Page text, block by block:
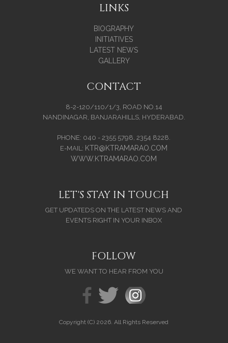
LINKS
BIOGRAPHY
INITIATIVES
LATEST NEWS
GALLERY
CONTACT
8-2-120/110/1/3, ROAD NO.14
NANDINAGAR, BANJARAHILLS, HYDERABAD.
PHONE: 040 - 2355 5798, 2354 8228.
E-MAIL: KTR@KTRAMARAO.COM
WWW.KTRAMARAO.COM
LET'S STAY IN TOUCH
GET UPDATEDS ON THE LATEST NEWS AND
EVENTS RIGHT IN YOUR INBOX
FOLLOW
WE WANT TO HEAR FROM YOU
Copyright (C) 2026. All Rights Reserved